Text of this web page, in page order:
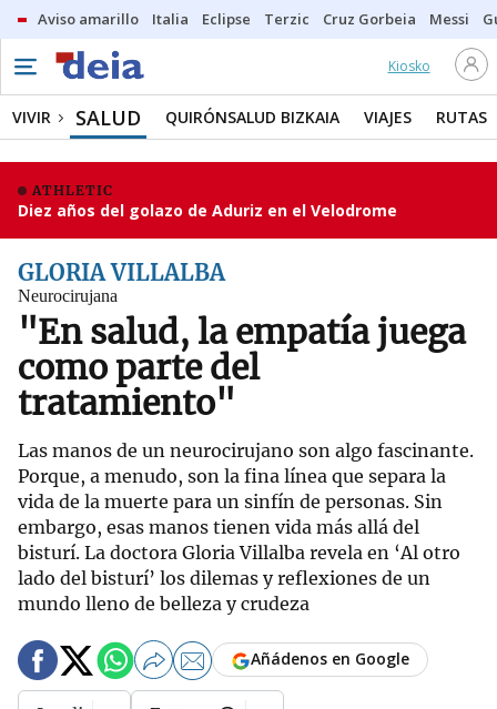
Aviso amarillo Italia Eclipse Terzic Cruz Gorbeia Messi
Kiosko
VIVIR SALUD QUIRÓNSALUD BIZKAIA VIAJES RUTAS
ATHLETIC
Diez años del golazo de Aduriz en el Velodrome
GLORIA VILLALBA
Neurocirujana
"En salud, la empatía juega
como parte del
tratamiento"
Las manos de un neurocirujano son algo fascinante.
Porque, a menudo, son la fina línea que separa la
vida de la muerte para un sinfín de personas. Sin
embargo, esas manos tienen vida más allá del
bisturí. La doctora Gloria Villalba revela en ‘Al otro
lado del bisturí’ los dilemas y reflexiones de un
mundo lleno de belleza y crudeza
Añádenos en Google